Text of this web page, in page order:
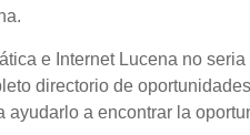
e Internet Lucena no
directorio de
ayudarlo a encontrar la